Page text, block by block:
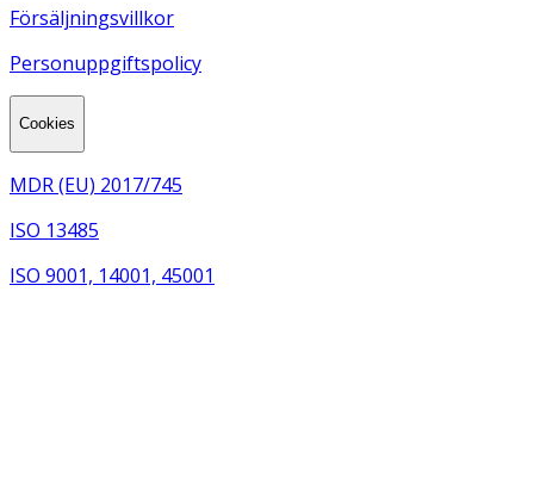
Försäljningsvillkor
Personuppgiftspolicy
Cookies
MDR (EU) 2017/745
ISO 13485
ISO 9001, 14001, 45001